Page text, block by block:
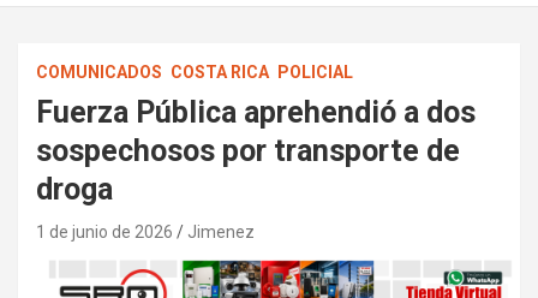
COMUNICADOS COSTA RICA POLICIAL
Fuerza Pública aprehendió a dos
sospechosos por transporte de
droga
1 de junio de 2026 Jimenez